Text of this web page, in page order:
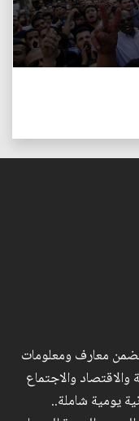
معارف ومعلومات
والاقتصاد والاجتماع
يومية شاملة..